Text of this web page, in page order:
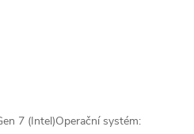
7 (Intel)Operační systém: